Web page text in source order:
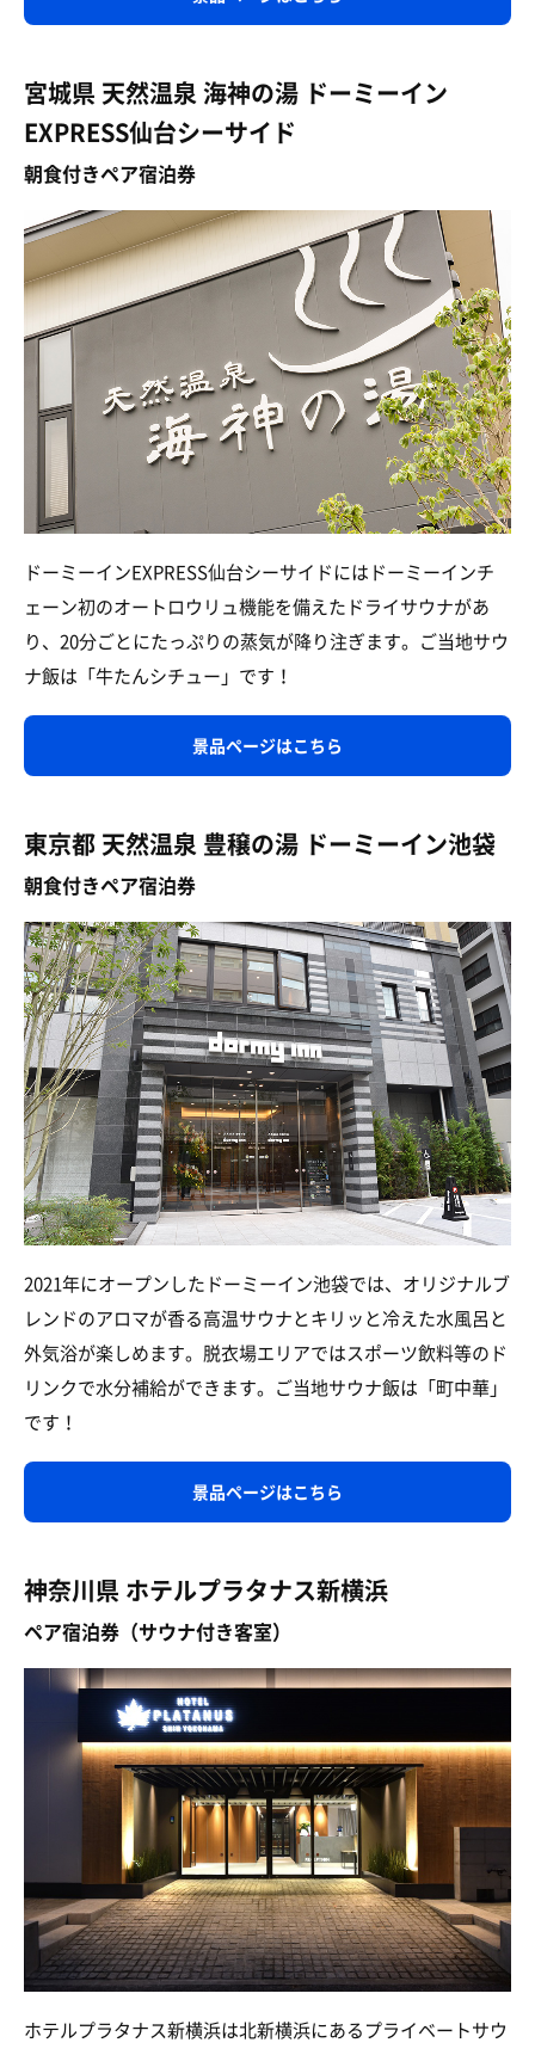
宮城県 天然温泉 海神の湯 ドーミーイン
EXPRESS仙台シーサイド
朝食付きペア宿泊券
ドーミーインEXPRESS仙台シーサイドにはドーミーインチ
ェーン初のオートロウリュ機能を備えたドライサウナがあ
り、20分ごとにたっぷりの蒸気が降り注ぎます。ご当地サウ
ナ飯は「牛たんシチュー」です！
景品ページはこちら
東京都 天然温泉 豊穣の湯 ドーミーイン池袋
朝食付きペア宿泊券
2021年にオープンしたドーミーイン池袋では、オリジナルブ
レンドのアロマが香る高温サウナとキリッと冷えた水風呂と
外気浴が楽しめます。脱衣場エリアではスポーツ飲料等のド
リンクで水分補給ができます。ご当地サウナ飯は「町中華」
です！
景品ページはこちら
神奈川県 ホテルプラタナス新横浜
ペア宿泊券（サウナ付き客室）
ホテルプラタナス新横浜は北新横浜にあるプライベートサウ